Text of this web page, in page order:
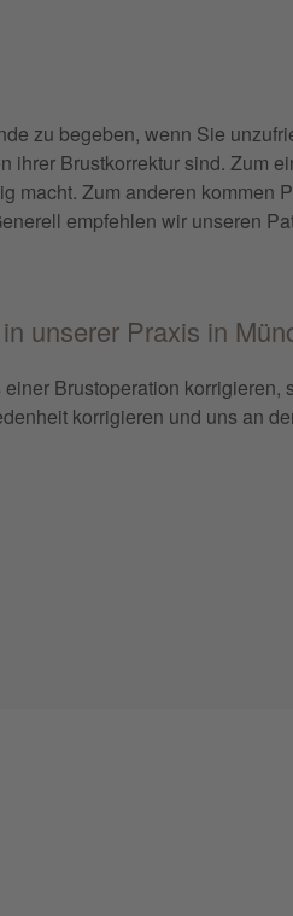
zu begeben, wenn Sie
Brustkorrektur sind. Zum
Zum anderen kommen
empfehlen wir unseren
unserer Praxis in
Brustoperation
korrigieren und uns an